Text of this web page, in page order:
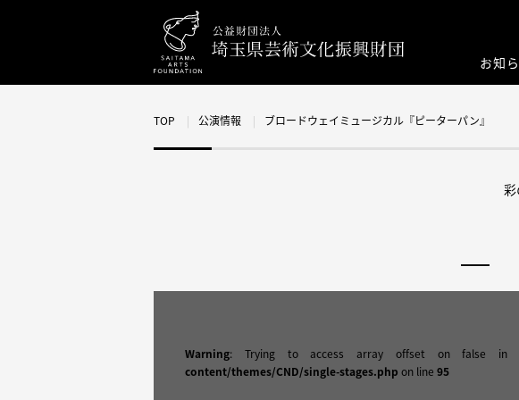
お知
TOP 公演情報 ブロードウェイミュージカル『ピーターパン』
Warning: Trying to access array offset on false in
content/themes/CND/single-stages.php on line 95